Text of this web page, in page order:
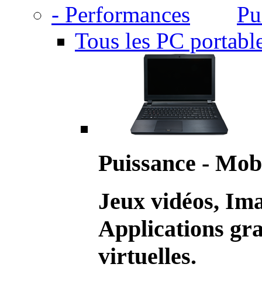
Tous les PC
Puissance -
Jeux vidéos,
Applications
virtuelles.